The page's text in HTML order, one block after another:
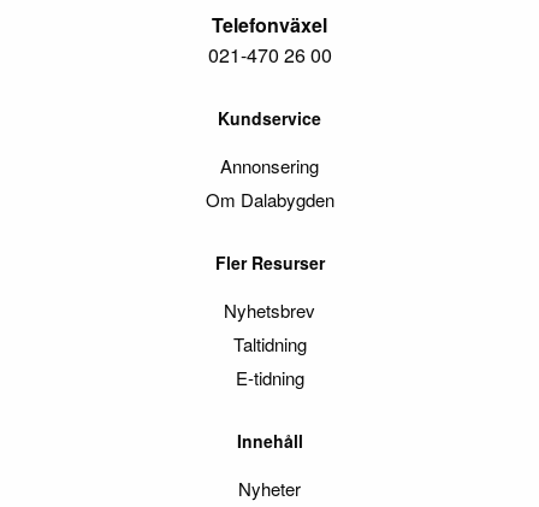
Telefonväxel
021-470 26 00
Kundservice
Annonsering
Om Dalabygden
Fler Resurser
Nyhetsbrev
Taltidning
E-tidning
Innehåll
Nyheter